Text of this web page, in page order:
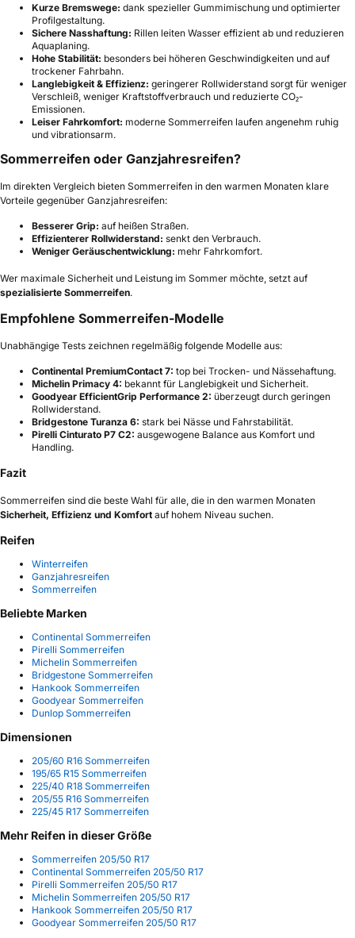
Kurze Bremswege: dank spezieller Gummimischung und optimierter
Profilgestaltung.
Sichere Nasshaftung: Rillen leiten Wasser effizient ab und reduzieren
Aquaplaning.
Hohe Stabilität: besonders bei höheren Geschwindigkeiten und auf
trockener Fahrbahn.
Langlebigkeit & Effizienz: geringerer Rollwiderstand sorgt für weniger
Verschleiß, weniger Kraftstoffverbrauch und reduzierte CO₂-
Emissionen.
Leiser Fahrkomfort: moderne Sommerreifen laufen angenehm ruhig
und vibrationsarm.
Sommerreifen oder Ganzjahresreifen?
Im direkten Vergleich bieten Sommerreifen in den warmen Monaten klare
Vorteile gegenüber Ganzjahresreifen:
Besserer Grip: auf heißen Straßen.
Effizienterer Rollwiderstand: senkt den Verbrauch.
Weniger Geräuschentwicklung: mehr Fahrkomfort.
Wer maximale Sicherheit und Leistung im Sommer möchte, setzt auf
spezialisierte Sommerreifen.
Empfohlene Sommerreifen-Modelle
Unabhängige Tests zeichnen regelmäßig folgende Modelle aus:
Continental PremiumContact 7: top bei Trocken- und Nässehaftung.
Michelin Primacy 4: bekannt für Langlebigkeit und Sicherheit.
Goodyear EfficientGrip Performance 2: überzeugt durch geringen
Rollwiderstand.
Bridgestone Turanza 6: stark bei Nässe und Fahrstabilität.
Pirelli Cinturato P7 C2: ausgewogene Balance aus Komfort und
Handling.
Fazit
Sommerreifen sind die beste Wahl für alle, die in den warmen Monaten
Sicherheit, Effizienz und Komfort auf hohem Niveau suchen.
Reifen
Winterreifen
Ganzjahresreifen
Sommerreifen
Beliebte Marken
Continental Sommerreifen
Pirelli Sommerreifen
Michelin Sommerreifen
Bridgestone Sommerreifen
Hankook Sommerreifen
Goodyear Sommerreifen
Dunlop Sommerreifen
Dimensionen
205/60 R16 Sommerreifen
195/65 R15 Sommerreifen
225/40 R18 Sommerreifen
205/55 R16 Sommerreifen
225/45 R17 Sommerreifen
Mehr Reifen in dieser Größe
Sommerreifen 205/50 R17
Continental Sommerreifen 205/50 R17
Pirelli Sommerreifen 205/50 R17
Michelin Sommerreifen 205/50 R17
Hankook Sommerreifen 205/50 R17
Goodyear Sommerreifen 205/50 R17